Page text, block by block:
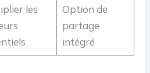
les
Option de
partage
intégré